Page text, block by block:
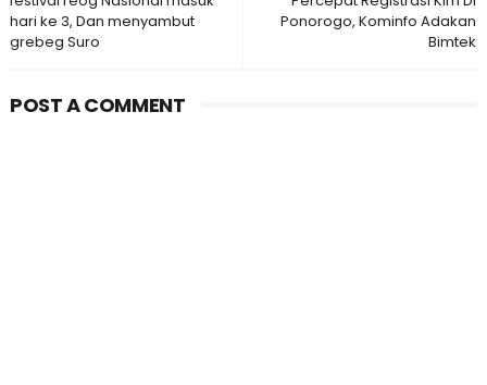
Ponorogo, Kominfo Adakan
Bimtek
hari ke 3, Dan menyambut
grebeg Suro
POST A COMMENT